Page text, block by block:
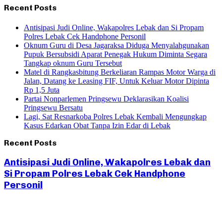
Recent Posts
Antisipasi Judi Online, Wakapolres Lebak dan Si Propam
Polres Lebak Cek Handphone Personil
Oknum Guru di Desa Jagaraksa Diduga Menyalahgunakan
Pupuk Bersubsidi Aparat Penegak Hukum Diminta Segara
Tangkap oknum Guru Tersebut
Matel di Rangkasbitung Berkeliaran Rampas Motor Warga di
Jalan, Datang ke Leasing FIF, Untuk Keluar Motor Dipinta
Rp 1,5 Juta
Partai Nonparlemen Pringsewu Deklarasikan Koalisi
Pringsewu Bersatu
Lagi, Sat Resnarkoba Polres Lebak Kembali Mengungkap
Kasus Edarkan Obat Tanpa Izin Edar di Lebak
Recent Posts
Antisipasi Judi Online, Wakapolres Lebak dan
Si Propam Polres Lebak Cek Handphone
Personil